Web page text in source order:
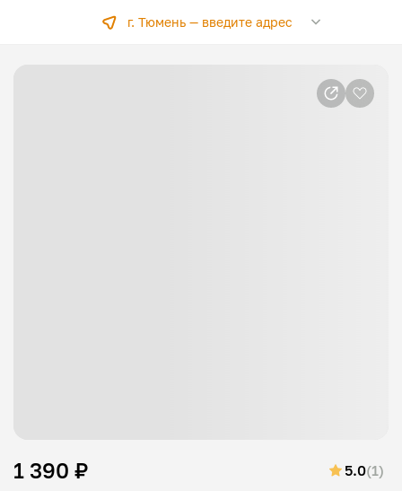
г. Тюмень — введите адрес
1 390 ₽ 5.0(1)